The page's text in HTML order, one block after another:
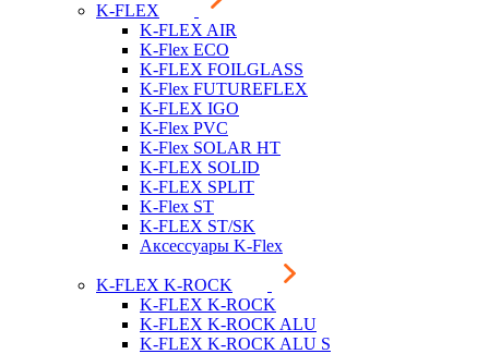
K-FLEX
K-FLEX AIR
K-Flex ECO
K-FLEX FOILGLASS
K-Flex FUTUREFLEX
K-FLEX IGO
K-Flex PVC
K-Flex SOLAR HT
K-FLEX SOLID
K-FLEX SPLIT
K-Flex ST
K-FLEX ST/SK
Аксессуары K-Flex
K-FLEX K-ROCK
K-FLEX K-ROCK
K-FLEX K-ROCK ALU
K-FLEX K-ROCK ALU S